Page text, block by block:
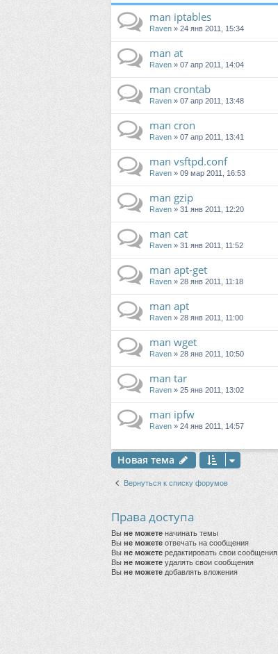
man iptables
Raven » 24 янв 2011, 15:34
man at
Raven » 07 апр 2011, 14:04
man crontab
Raven » 07 апр 2011, 13:48
man cron
Raven » 07 апр 2011, 13:41
man vsftpd.conf
Raven » 09 мар 2011, 16:53
man gzip
Raven » 31 янв 2011, 12:20
man cat
Raven » 31 янв 2011, 11:52
man apt-get
Raven » 28 янв 2011, 11:18
man apt
Raven » 28 янв 2011, 11:00
man wget
Raven » 28 янв 2011, 10:50
man tar
Raven » 25 янв 2011, 13:02
man ipfw
Raven » 24 янв 2011, 14:57
Новая тема
Вернуться к списку форумов
Права доступа
Вы не можете начинать темы
Вы не можете отвечать на сообщения
Вы не можете редактировать свои сообщения
Вы не можете удалять свои сообщения
Вы не можете добавлять вложения